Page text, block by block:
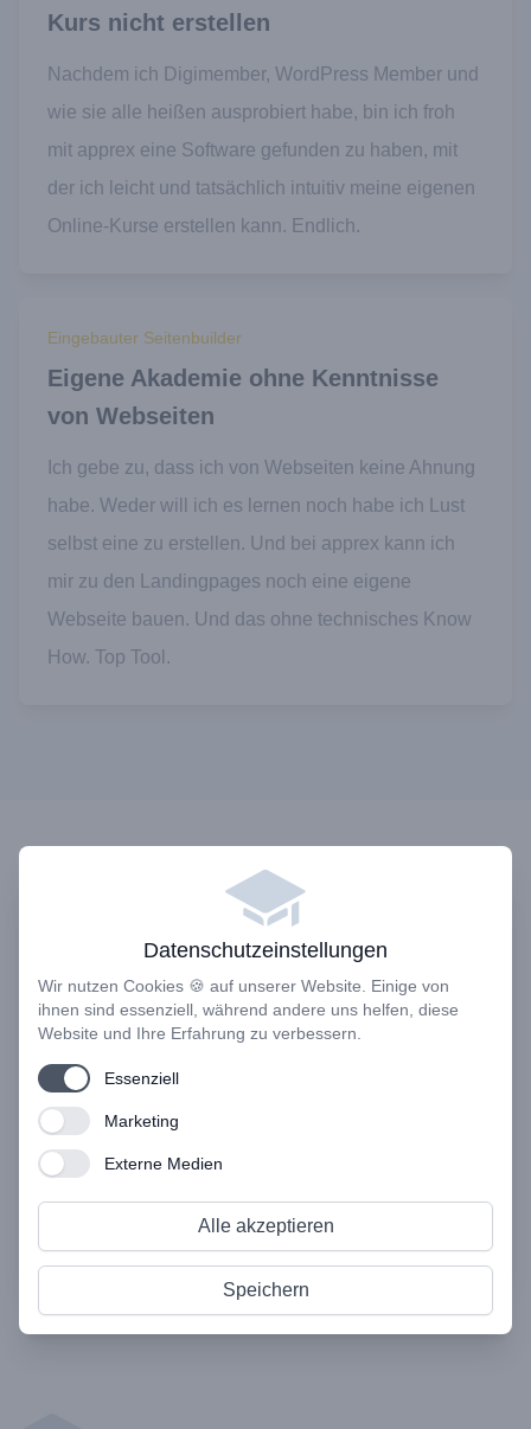
Kurs nicht erstellen
Nachdem ich Digimember, WordPress Member und
wie sie alle heißen ausprobiert habe, bin ich froh
mit apprex eine Software gefunden zu haben, mit
der ich leicht und tatsächlich intuitiv meine eigenen
Online-Kurse erstellen kann. Endlich.
Eingebauter Seitenbuilder
Eigene Akademie ohne Kenntnisse
von Webseiten
Ich gebe zu, dass ich von Webseiten keine Ahnung
habe. Weder will ich es lernen noch habe ich Lust
selbst eine zu erstellen. Und bei apprex kann ich
mir zu den Landingpages noch eine eigene
Webseite bauen. Und das ohne technisches Know
How. Top Tool.
Für Trainer & Coaches.
Du bist als Trainer und Coach tätig und
möchtest deine Inhalte in Form von
TeilnehmerInnen einen digitalen Mehrwert
bieten?
Datenschutzeinstellungen
Wir nutzen Cookies 🍪 auf unserer Website. Einige von
ihnen sind essenziell, während andere uns helfen, diese
Website und Ihre Erfahrung zu verbessern.
Use settingEssenziell
Use settingMarketing
Use settingExterne Medien
Alle akzeptieren
Speichern